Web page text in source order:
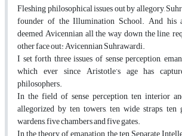
Fleshing philosophical issues out by allegory,
founder of the Illumination School. And his
deemed Avicennian all the way down the line,
other face out: Avicennian Suhrawardi.
I set forth three issues of sense perception,
which ever since Aristotle’s age has
philosophers.
In the field of sense perception, ten interior
allegorized by ten towers, ten wide straps, ten
wardens, five chambers and five gates.